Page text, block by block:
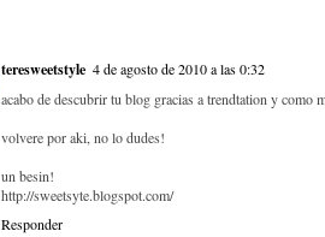
teresweetstyle 4 de agosto de 2010 a las 0:32
acabo de descubrir tu blog gracias a trendtation y como
volvere por aki, no lo dudes!
un besin!
http://sweetsyte.blogspot.com/
Responder